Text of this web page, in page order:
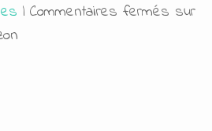
| Commentaires fermés sur